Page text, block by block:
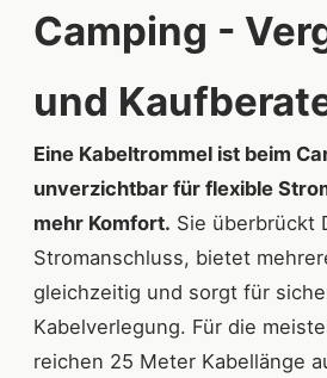
Camping -
und
Eine Kabeltrommel ist beim
unverzichtbar für flexible
mehr Komfort. Sie überbrückt
Stromanschluss, bietet
gleichzeitig und sorgt für
Kabelverlegung. Für die
reichen 25 Meter Kabellänge